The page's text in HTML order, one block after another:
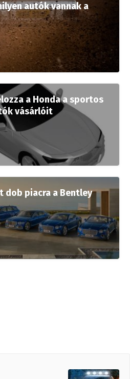
autók vannak a
a Honda a sportos
vásárlóit
dob piacra a Bentley